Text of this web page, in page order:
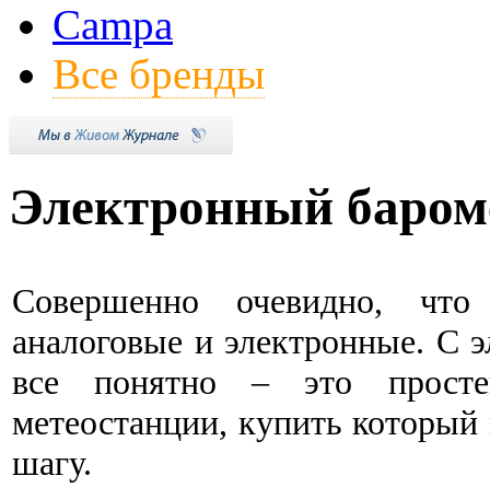
Campa
Все бренды
Электронный
Совершенно очевидно,
аналоговые и электронные. С
все понятно – это
метеостанции, купить
шагу.